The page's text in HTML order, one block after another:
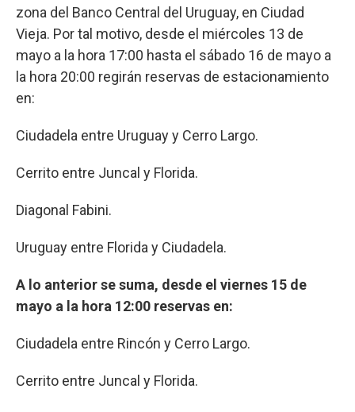
zona del Banco Central del Uruguay, en Ciudad
Vieja. Por tal motivo, desde el miércoles 13 de
mayo a la hora 17:00 hasta el sábado 16 de mayo a
la hora 20:00 regirán reservas de estacionamiento
en:
Ciudadela entre Uruguay y Cerro Largo.
Cerrito entre Juncal y Florida.
Diagonal Fabini.
Uruguay entre Florida y Ciudadela.
A lo anterior se suma, desde el viernes 15 de
mayo a la hora 12:00 reservas en:
Ciudadela entre Rincón y Cerro Largo.
Cerrito entre Juncal y Florida.